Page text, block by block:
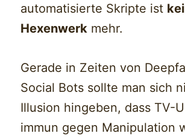
automatisierte Skripte ist
Hexenwerk mehr.
Gerade in Zeiten von
Social Bots sollte man sich
Illusion hingeben, dass TV-
immun gegen Manipulation